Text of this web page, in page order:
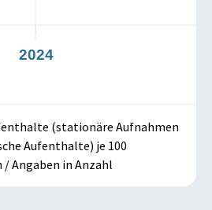
2024
(stationäre Aufnahmen
Aufenthalte) je 100
Angaben in Anzahl